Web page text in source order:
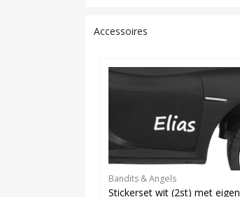
Accessoires
Bandits & Angels
Stickerset wit (2st) met eigen